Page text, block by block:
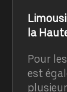
la
Pour
est